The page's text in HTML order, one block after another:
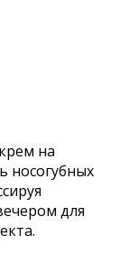
на
носогубных
для